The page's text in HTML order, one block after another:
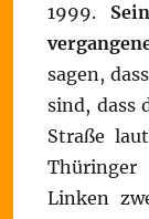
1999.
sagen,
sind, dass
Straße
Linken